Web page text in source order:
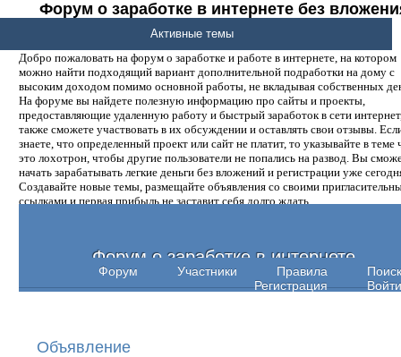
Форум о заработке в интернете без
денег.
Добро пожаловать на форум о заработке и работе в интернете, на котором
можно найти подходящий вариант дополнительной подработки на дому с
высоким доходом помимо основной работы, не вкладывая собственных
На форуме вы найдете полезную информацию про сайты и проекты,
предоставляющие удаленную работу и быстрый заработок в сети
также сможете участвовать в их обсуждении и оставлять свои отзывы.
знаете, что определенный проект или сайт не платит, то указывайте в теме
это лохотрон, чтобы другие пользователи не попались на развод. Вы
начать зарабатывать легкие деньги без вложений и регистрации уже
Создавайте новые темы, размещайте объявления со своими
ссылками и первая прибыль не заставит себя долго ждать.
Форум о заработке в интернете
Форум Участники Правила
Поиск
Регистрация
Войти
Активные темы
Объявление